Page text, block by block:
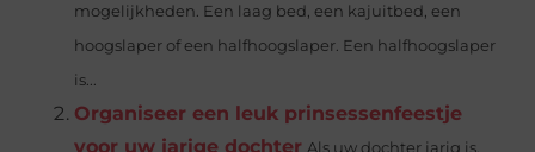
mogelijkheden. Een laag bed, een kajuitbed, een
hoogslaper of een halfhoogslaper. Een halfhoogslaper
is...
Organiseer een leuk prinsessenfeestje
voor uw jarige dochter Als uw dochter jarig is,